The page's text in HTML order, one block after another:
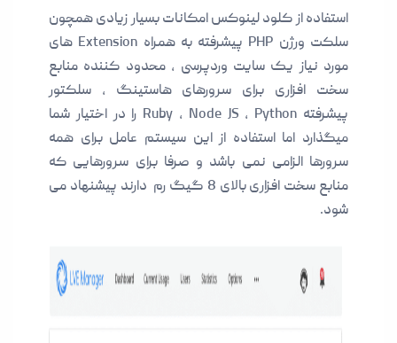
استفاده از کلود لینوکس امکانات بسیار زیادی همچون
سلکت ورژن PHP پیشرفته به همراه Extension های
مورد نیاز یک سایت وردپرسی ، محدود کننده منابع
سخت افزاری برای سرورهای هاستینگ ، سلکتور
پیشرفته Ruby , Node JS , Python را در اختیار شما
میگذارد اما استفاده از این سیستم عامل برای همه
سرورها الزامی نمی باشد و صرفا برای سرورهایی که
منابع سخت افزاری بالای 8 گیگ رم دارند پیشنهاد می
شود.